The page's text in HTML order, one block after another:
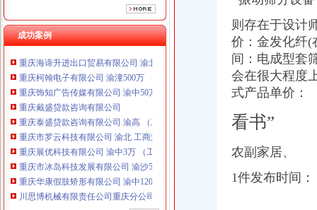
成功案例
重庆海谛升进出口贸易有限公司 渝北100万 （进出口权）
重庆饰知广告传媒有限公司 渝中50万 （工商注册）
重庆戴盛贷款咨询有限公司
重庆泰盛贷款咨询有限公司 渝高 （工商注册）
重庆市罗云科技有限公司 渝北 工商注册
重庆展优科技有限公司 渝中3万 （工商注册）
重庆市冰岛科技发展有限公司 渝沙50万 （进出口权）
重庆华康假肢矫形有限公司 渝中120万 （增资）
川思博机械有限责任公司重庆分公司 渝江 （工商注册）
杭州思锐贸易有限公司重庆分公司 渝中 （工商注册）
重庆海谛升进出口贸易有限公司 渝北100万 （进出口权）
则存在于设计
价：金发化纤
间：电成型套
会在很大程度
式产品单价：
看书”
农副家居、
1件发布时间：